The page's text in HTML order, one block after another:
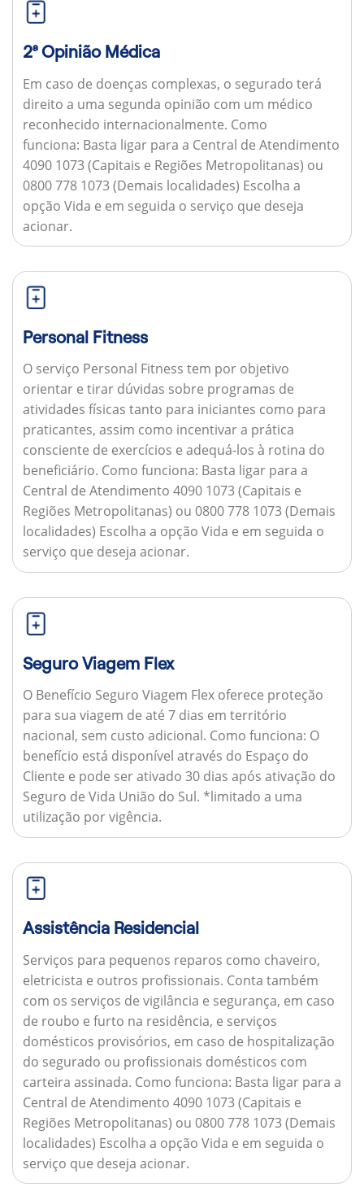
2ª Opinião Médica
Em caso de doenças complexas, o segurado terá
direito a uma segunda opinião com um médico
reconhecido internacionalmente. Como
funciona: Basta ligar para a Central de Atendimento
4090 1073 (Capitais e Regiões Metropolitanas) ou
0800 778 1073 (Demais localidades) Escolha a
opção Vida e em seguida o serviço que deseja
acionar.
Personal Fitness
O serviço Personal Fitness tem por objetivo
orientar e tirar dúvidas sobre programas de
atividades físicas tanto para iniciantes como para
praticantes, assim como incentivar a prática
consciente de exercícios e adequá-los à rotina do
beneficiário. Como funciona: Basta ligar para a
Central de Atendimento 4090 1073 (Capitais e
Regiões Metropolitanas) ou 0800 778 1073 (Demais
localidades) Escolha a opção Vida e em seguida o
serviço que deseja acionar.
Seguro Viagem Flex
O Benefício Seguro Viagem Flex oferece proteção
para sua viagem de até 7 dias em território
nacional, sem custo adicional. Como funciona: O
benefício está disponível através do Espaço do
Cliente e pode ser ativado 30 dias após ativação do
Seguro de Vida União do Sul. *limitado a uma
utilização por vigência.
Assistência Residencial
Serviços para pequenos reparos como chaveiro,
eletricista e outros profissionais. Conta também
com os serviços de vigilância e segurança, em caso
de roubo e furto na residência, e serviços
domésticos provisórios, em caso de hospitalização
do segurado ou profissionais domésticos com
carteira assinada. Como funciona: Basta ligar para a
Central de Atendimento 4090 1073 (Capitais e
Regiões Metropolitanas) ou 0800 778 1073 (Demais
localidades) Escolha a opção Vida e em seguida o
serviço que deseja acionar.